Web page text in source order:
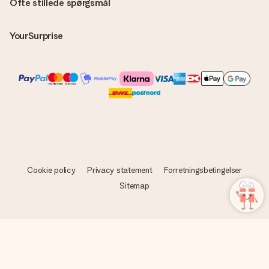
Ofte stillede spørgsmål
YourSurprise
Cookie policy Privacy statement
Forretningsbetingelser
Sitemap